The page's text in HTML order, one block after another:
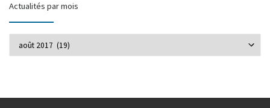
Actualités par mois